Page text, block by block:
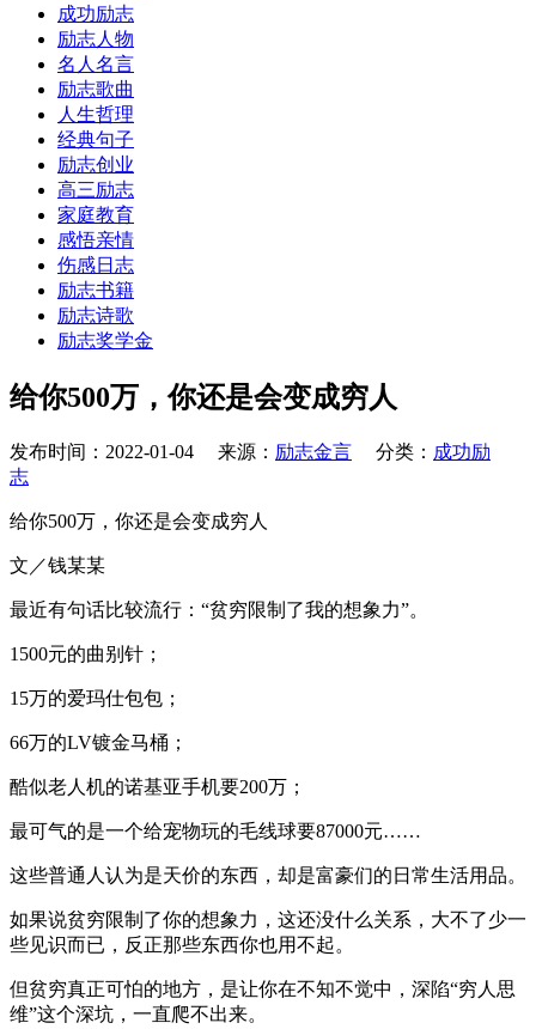
成功励志
励志人物
名人名言
励志歌曲
人生哲理
经典句子
励志创业
高三励志
家庭教育
感悟亲情
伤感日志
励志书籍
励志诗歌
励志奖学金
给你500万，你还是会变成穷人
发布时间：2022-01-04 来源： 励志金言 分类： 成功励
志
给你500万，你还是会变成穷人
文／钱某某
最近有句话比较流行：“贫穷限制了我的想象力”。
1500元的曲别针；
15万的爱玛仕包包；
66万的LV镀金马桶；
酷似老人机的诺基亚手机要200万；
最可气的是一个给宠物玩的毛线球要87000元……
这些普通人认为是天价的东西，却是富豪们的日常生活用品。
如果说贫穷限制了你的想象力，这还没什么关系，大不了少一
些见识而已，反正那些东西你也用不起。
但贫穷真正可怕的地方，是让你在不知不觉中，深陷“穷人思
维”这个深坑，一直爬不出来。